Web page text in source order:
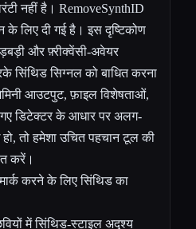
नहीं है। RemoveSynthID
के लिए दी गई है। इस दृष्टिकोण
और फ़्रीक्वेंसी-अवेयर
सिंथिड सिग्नल को बाधित करना
आउटपुट, फ़ाइल विशेषताओं,
डिटेक्टर के आधार पर अलग-
तो हमेशा उचित पहचान टूल की
करें।
करने के लिए सिंथिड का
में सिंथिड-स्टाइल अदृश्य